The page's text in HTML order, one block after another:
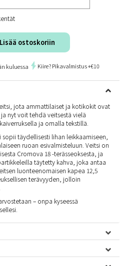
Lisää ostoskoriin
kuluessa Kiire? Pikavalmistus +€10
jota ammattilaiset ja kotikokit ovat
nyt voit tehdä veitsestä vielä
ja omalla tekstillä.
täydellisesti lihan leikkaamiseen,
ruoan esivalmisteluun. Veitsi on
Cromova 18 -terässeoksesta, ja
täytetty kahva, joka antaa
luonteenomaisen kapea 12,5
terävyyden, jolloin
– onpa kyseessä